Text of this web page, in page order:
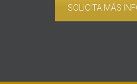
SOLICITA MÁS